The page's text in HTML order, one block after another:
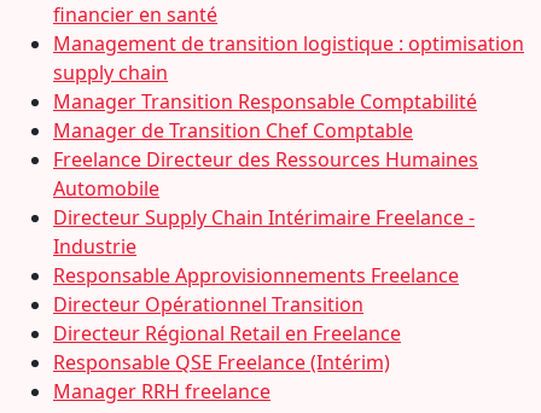
financier en santé
Management de transition logistique : optimisation
supply chain
Manager Transition Responsable Comptabilité
Manager de Transition Chef Comptable
Freelance Directeur des Ressources Humaines
Automobile
Directeur Supply Chain Intérimaire Freelance -
Industrie
Responsable Approvisionnements Freelance
Directeur Opérationnel Transition
Directeur Régional Retail en Freelance
Responsable QSE Freelance (Intérim)
Manager RRH freelance